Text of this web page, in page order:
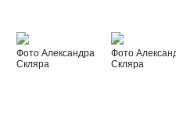
Фото Александра
Скляра
Фото
Скляра